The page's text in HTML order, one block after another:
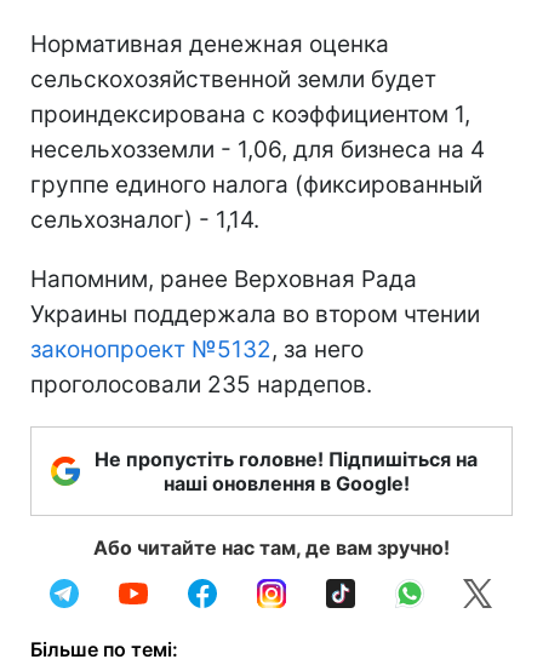
Нормативная денежная оценка
сельскохозяйственной земли будет
проиндексирована с коэффициентом 1,
несельхозземли - 1,06, для бизнеса на 4
группе единого налога (фиксированный
сельхозналог) - 1,14.
Напомним, ранее Верховная Рада
Украины поддержала во втором чтении
законопроект №5132, за него
проголосовали 235 нардепов.
Не пропустіть головне! Підпишіться на
наші оновлення в Google!
Або читайте нас там, де вам зручно!
Більше по темі: